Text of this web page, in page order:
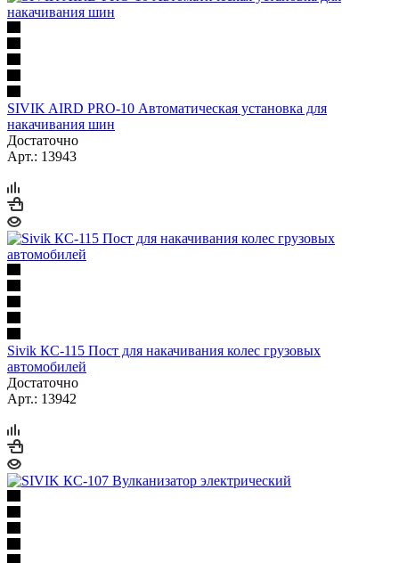
SIVIK AIRD PRO-10 Автоматическая установка для
накачивания шин
Достаточно
Арт.: 13943
Sivik КС-115 Пост для накачивания колес грузовых
автомобилей
Достаточно
Арт.: 13942